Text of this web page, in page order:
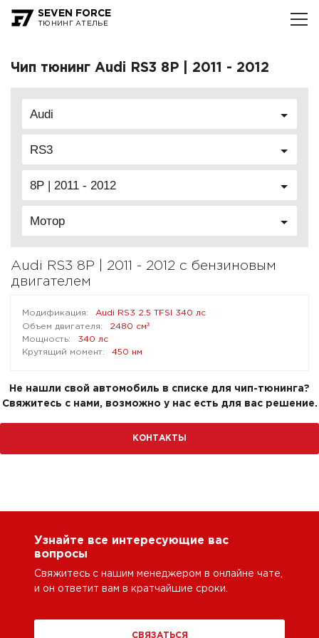
SEVEN FORCE
ТЮНИНГ АТЕЛЬЕ
Чип тюнинг Audi RS3 8P | 2011 - 2012
Audi
RS3
8P | 2011 - 2012
Мотор
Audi RS3 8P | 2011 - 2012 с бензиновым
двигателем
Audi RS3 2.5 TFSI 340 лс
2480 см³
340 лс
450 нм
Не нашли свой автомобиль в списке для чип-тюнинга?
Свяжитесь с нами, возможно у нас есть для вас решение.
КОНТАКТЫ
Узнайте все интересующие вас
вопросы
Свяжитесь с нашим менеджером в онлайне чате,
и он ответит вам в кратчайшие сроки.
СВЯЗАТЬСЯ